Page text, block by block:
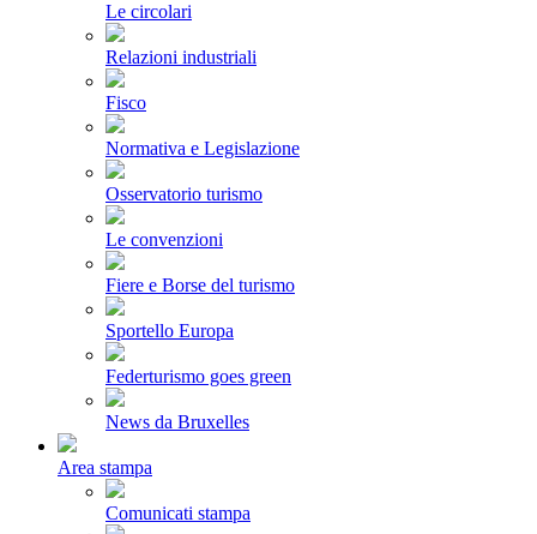
Le circolari
Relazioni industriali
Fisco
Normativa e Legislazione
Osservatorio turismo
Le convenzioni
Fiere e Borse del turismo
Sportello Europa
Federturismo goes green
News da Bruxelles
Area stampa
Comunicati stampa